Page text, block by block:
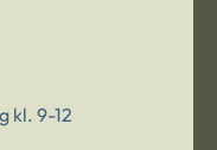
kl. 9-12